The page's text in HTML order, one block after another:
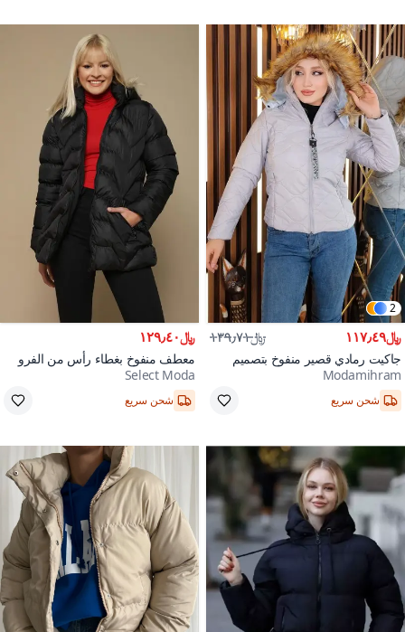
2
﷼١١٧٫٤٩ ﷼١٣٩٫٧١
جاكيت رمادي قصير منفوخ بتصميم
مبطن
Modamihram
شحن سريع
﷼١٢٩٫٤٠
معطف منفوخ بغطاء رأس من الفرو
الأسود
Select Moda
شحن سريع